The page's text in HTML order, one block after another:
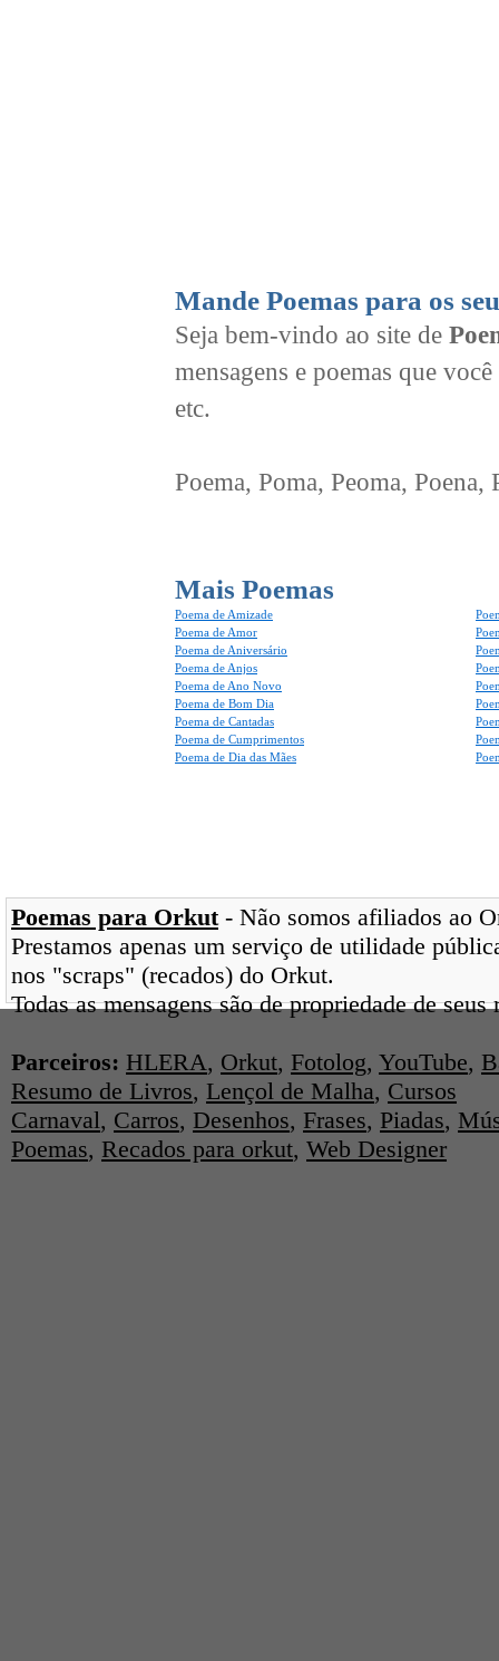
Mande Poemas para os
Seja bem-vindo ao site de
mensagens e poemas que
etc.
Poema, Poma, Peoma,
Mais Poemas
Poema de Amizade
Poema de Amor
Poema de Aniversário
Poema de Anjos
Poema de Ano Novo
Poema de Bom Dia
Poema de Cantadas
Poema de Cumprimentos
Poema de Dia das Mães
Poemas para Orkut- Não somos afiliados ao
Prestamos apenas um serviço de utilidade
nos "scraps" (recados) do Orkut.
Todas as mensagens são de propriedade de
Parceiros: HLERA, Orkut, Fotolog, YouTube,
Resumo de Livros, Lençol de Malha, Cursos
Carnaval, Carros, Desenhos, Frases, Piadas,
Poemas, Recados para orkut, Web Designer